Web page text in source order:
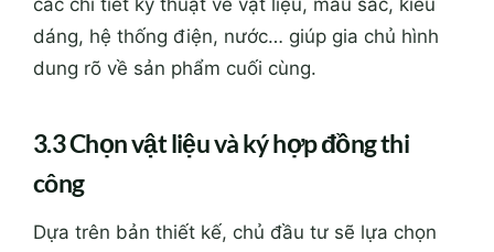
các chi tiết kỹ thuật về vật liệu, màu sắc, kiểu
dáng, hệ thống điện, nước… giúp gia chủ hình
dung rõ về sản phẩm cuối cùng.
3.3 Chọn vật liệu và ký hợp đồng thi
công
Dựa trên bản thiết kế, chủ đầu tư sẽ lựa chọn